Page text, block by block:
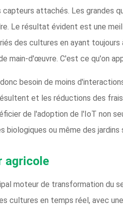
attachés. Les grandes
Le résultat évident est une
des cultures en ayant
main-d'œuvre. C'est ce qu'on
besoin de moins
et les réductions des
de l'adoption de l'IoT non
ou même des jardins
agricole
moteur de transformation du
cultures en temps réel, avec